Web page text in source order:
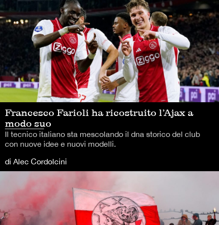
Francesco Farioli ha ricostruito l’Ajax a
modo suo
Il tecnico italiano sta mescolando il dna storico del club
con nuove idee e nuovi modelli.
di Alec Cordolcini